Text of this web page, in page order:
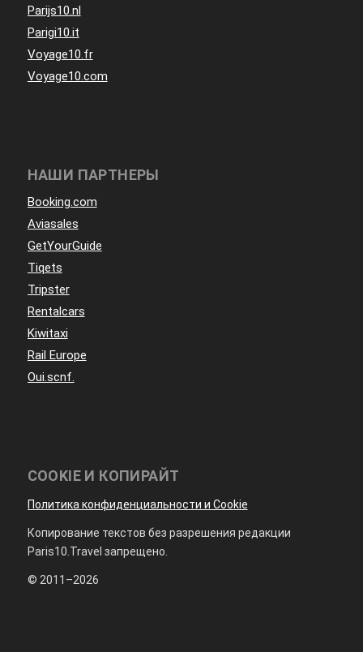
Parijs10.nl
Parigi10.it
Voyage10.fr
Voyage10.com
НАШИ ПАРТНЕРЫ
Booking.com
Aviasales
GetYourGuide
Tiqets
Tripster
Rentalcars
Kiwitaxi
Rail Europe
Oui.scnf.
COOKIE И КОПИРАЙТ
Политика конфиденциальности и Cookie
Копирование текстов без разрешения редакции
Paris10.Travel запрещено.
© 2011–2026